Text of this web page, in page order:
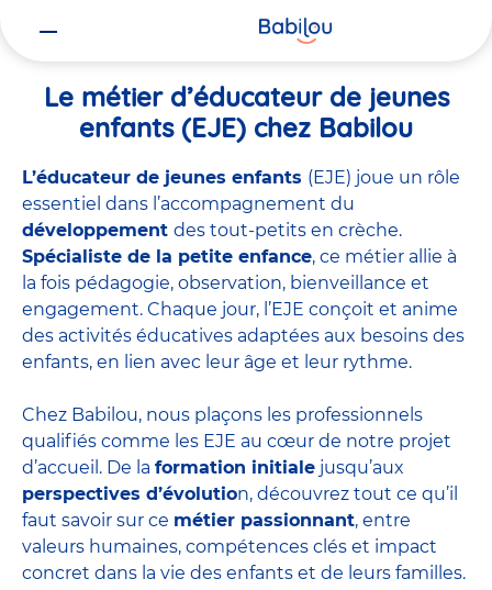
Le métier d’éducateur de jeunes
enfants (EJE) chez Babilou
L’éducateur de jeunes enfants (EJE) joue un rôle
essentiel dans l’accompagnement du
développement des tout-petits en crèche.
Spécialiste de la petite enfance, ce métier allie à
la fois pédagogie, observation, bienveillance et
engagement. Chaque jour, l’EJE conçoit et anime
des activités éducatives adaptées aux besoins des
enfants, en lien avec leur âge et leur rythme.
Chez Babilou, nous plaçons les professionnels
qualifiés comme les EJE au cœur de notre projet
d’accueil. De la formation initiale jusqu’aux
perspectives d’évolution, découvrez tout ce qu’il
faut savoir sur ce métier passionnant, entre
valeurs humaines, compétences clés et impact
concret dans la vie des enfants et de leurs familles.